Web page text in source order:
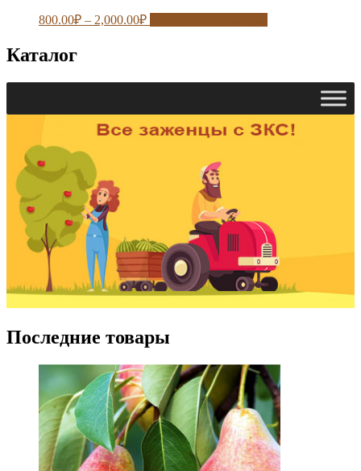
800.00₽ – 2,000.00₽
Каталог
Последние товары